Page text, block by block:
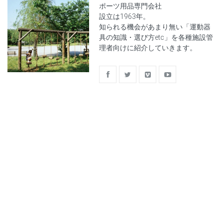
ポーツ用品専門会社
設立は1963年。
知られる機会があまり無い「運動器
具の知識・選び方etc」を各種施設管
理者向けに紹介していきます。